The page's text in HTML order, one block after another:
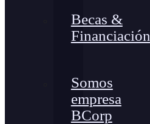
Becas &
Financiación
Somos
empresa
BCorp